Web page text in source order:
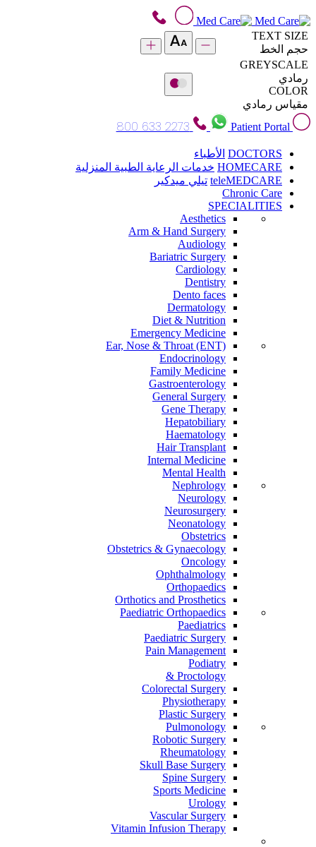
TEXT SIZE
حجم الخط
GREYSCALE
رمادي
COLOR
مقياس رمادي
Patient Portal
800 633 2273
DOCTORS الأطباء
HOMECARE خدمات الرعاية الطبية المنزلية
teleMEDCARE تيلي ميدكير
Chronic Care
SPECIALITIES
Aesthetics
Arm & Hand Surgery
Audiology
Bariatric Surgery
Cardiology
Dentistry
Dento faces
Dermatology
Diet & Nutrition
Emergency Medicine
Ear, Nose & Throat (ENT)
Endocrinology
Family Medicine
Gastroenterology
General Surgery
Gene Therapy
Hepatobiliary
Haematology
Hair Transplant
Internal Medicine
Mental Health
Nephrology
Neurology
Neurosurgery
Neonatology
Obstetrics
Obstetrics & Gynaecology
Oncology
Ophthalmology
Orthopaedics
Orthotics and Prosthetics
Paediatric Orthopaedics
Paediatrics
Paediatric Surgery
Pain Management
Podiatry
Proctology &
Colorectal Surgery
Physiotherapy
Plastic Surgery
Pulmonology
Robotic Surgery
Rheumatology
Skull Base Surgery
Spine Surgery
Sports Medicine
Urology
Vascular Surgery
Vitamin Infusion Therapy